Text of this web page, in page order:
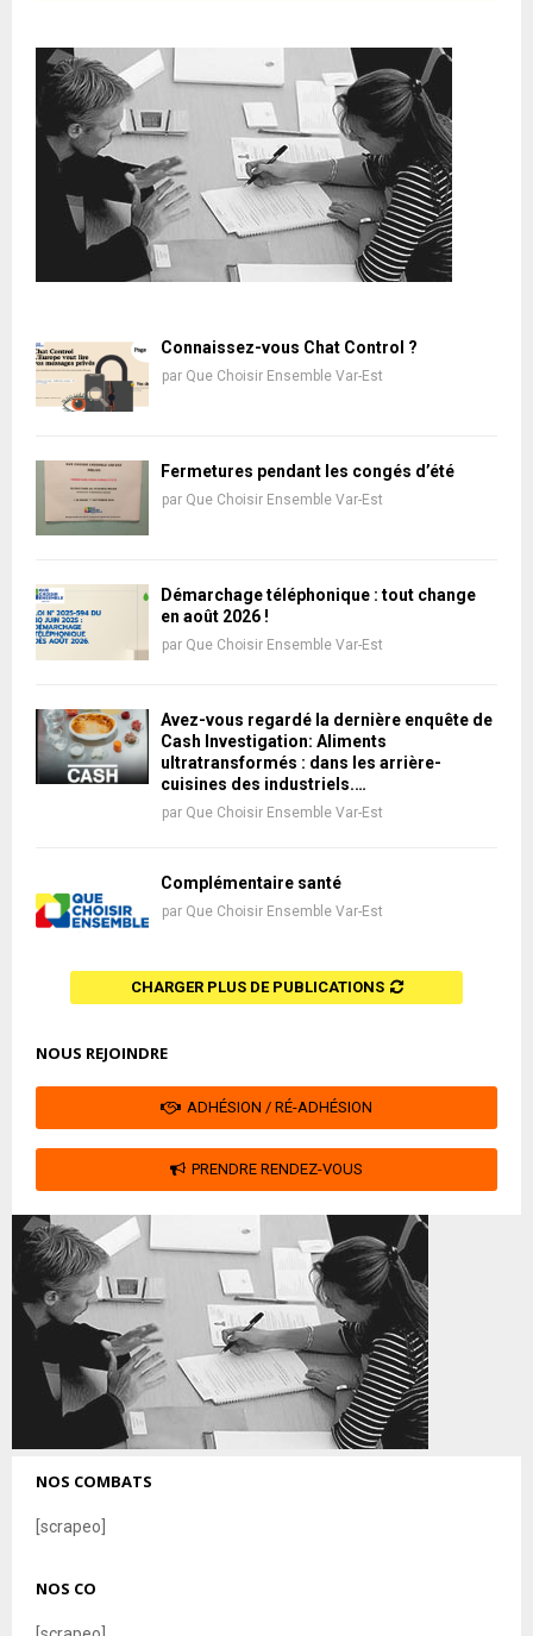
Connaissez-vous Chat Control ?
par Que Choisir Ensemble Var-Est
Fermetures pendant les congés d’été
par Que Choisir Ensemble Var-Est
Démarchage téléphonique : tout change
en août 2026 !
par Que Choisir Ensemble Var-Est
Avez-vous regardé la dernière enquête de
Cash Investigation: Aliments
ultratransformés : dans les arrière-
cuisines des industriels.…
par Que Choisir Ensemble Var-Est
Complémentaire santé
par Que Choisir Ensemble Var-Est
CHARGER PLUS DE PUBLICATIONS
NOUS REJOINDRE
ADHÉSION / RÉ-ADHÉSION
PRENDRE RENDEZ-VOUS
NOS COMBATS
[scrapeo]
NOS CO